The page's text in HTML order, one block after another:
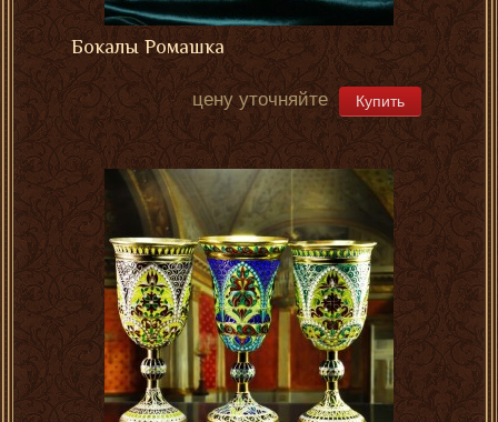
Бокалы Ромашка
цену уточняйте Купить